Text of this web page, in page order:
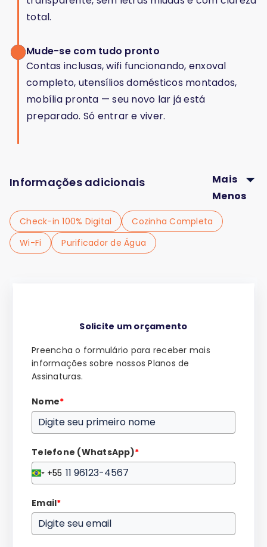
total.
Mude-se com tudo pronto
Contas inclusas, wifi funcionando, enxoval
completo, utensílios domésticos montados,
mobília pronta — seu novo lar já está
preparado. Só entrar e viver.
Informações adicionais
Mais
Menos
Check-in 100% Digital
Cozinha Completa
Wi-Fi
Purificador de Água
Solicite um orçamento
Preencha o formulário para receber mais
informações sobre nossos Planos de
Assinaturas.
Nome*
Telefone (WhatsApp)*
Brazil
+55
Email*